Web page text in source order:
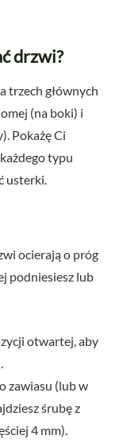
drzwi?
trzech głównych
(na boki) i
Pokażę Ci
typu
usterki.
ocierają o próg
podniesiesz lub
otwartej, aby
zawiasu (lub w
śrubę z
4 mm).